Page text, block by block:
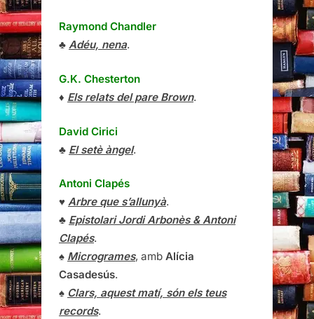
Raymond Chandler
♣ Adéu, nena.
G.K. Chesterton
♦ Els relats del pare Brown.
David Cirici
♣ El setè àngel.
Antoni Clapés
♥ Arbre que s’allunyà.
♣ Epistolari Jordi Arbonès & Antoni
Clapés.
♠ Microgrames, amb Alícia
Casadesús.
♠ Clars, aquest matí, són els teus
records.